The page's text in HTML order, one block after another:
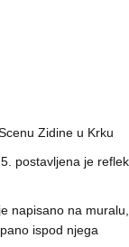
Zidine u Krku
postavljena je
napisano na
ispod njega